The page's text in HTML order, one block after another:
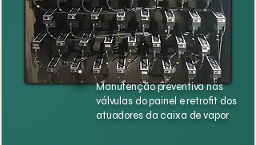
Manutenção preventiva nas
válvulas do painel e retrofit dos
atuadores da caixa de vapor